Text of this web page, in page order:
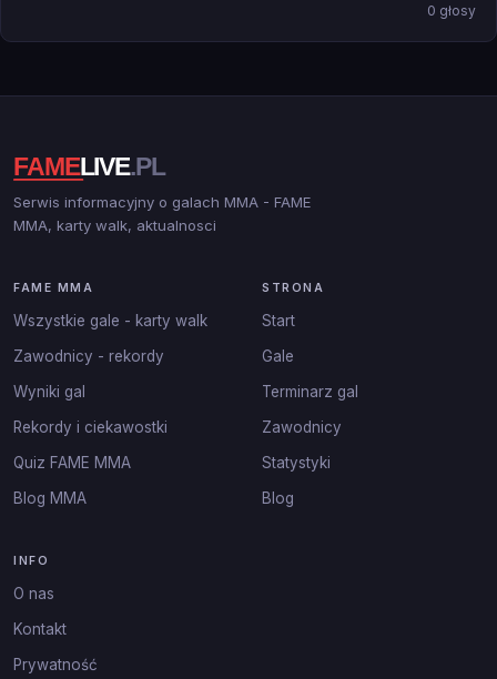
0 głosy
Serwis informacyjny o galach MMA - FAME
MMA, karty walk, aktualnosci
FAME MMA
Wszystkie gale - karty walk
Zawodnicy - rekordy
Wyniki gal
Rekordy i ciekawostki
Quiz FAME MMA
Blog MMA
STRONA
Start
Gale
Terminarz gal
Zawodnicy
Statystyki
Blog
INFO
O nas
Kontakt
Prywatność